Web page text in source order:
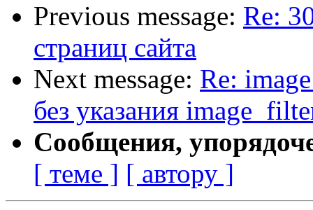
Previous message: Re:
страниц сайта
Next message: Re:
без указания
Сообщения,
[ теме ] [ автору ]